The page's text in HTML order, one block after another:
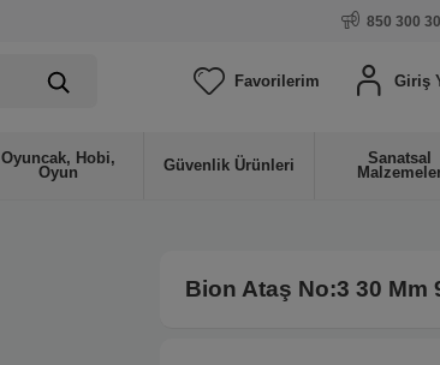
850 300
Favorilerim Giriş
Oyuncak, Hobi,
Oyun
Güvenlik Ürünleri
Sanatsal
Bion Ataş No:3 30 Mm